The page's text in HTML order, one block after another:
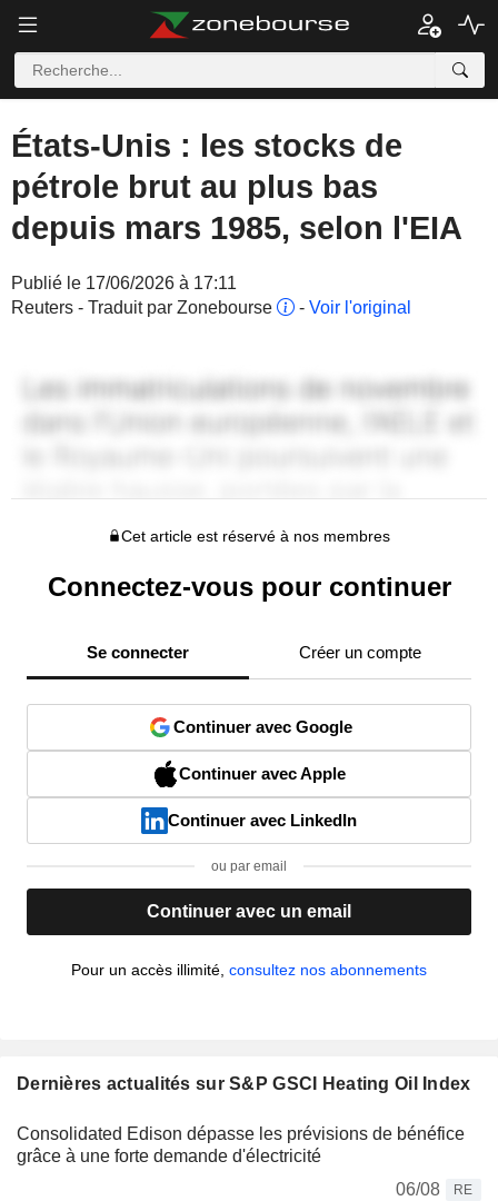
États-Unis : les stocks de
pétrole brut au plus bas
depuis mars 1985, selon l'EIA
Publié le 17/06/2026 à 17:11
Reuters - Traduit par Zonebourse
- Voir l'original
Cet article est réservé à nos membres
Connectez-vous pour continuer
Se connecter Créer un compte
Continuer avec Google
Continuer avec Apple
Continuer avec LinkedIn
ou par email
Continuer avec un email
Pour un accès illimité, consultez nos abonnements
Dernières actualités sur S&P GSCI Heating Oil Index
Consolidated Edison dépasse les prévisions de bénéfice
grâce à une forte demande d'électricité
06/08
RE